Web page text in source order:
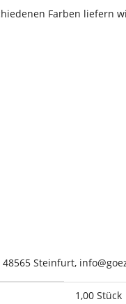
Farben liefern
Steinfurt,
1,00 Stück